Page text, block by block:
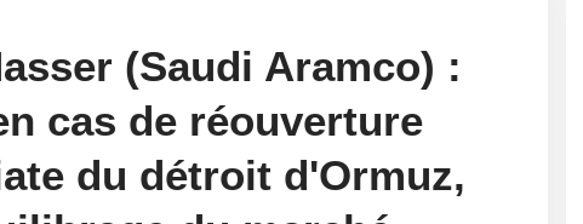
(Saudi Aramco) :
cas de réouverture
du détroit d'Ormuz,